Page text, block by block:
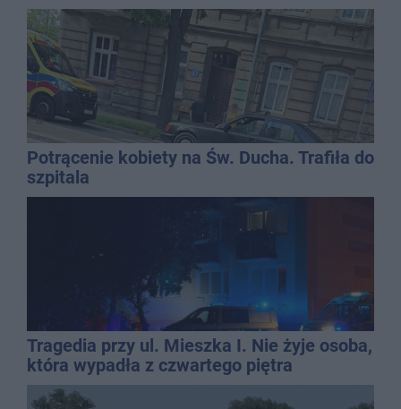
Potrącenie kobiety na Św. Ducha. Trafiła do
szpitala
Tragedia przy ul. Mieszka I. Nie żyje osoba,
która wypadła z czwartego piętra